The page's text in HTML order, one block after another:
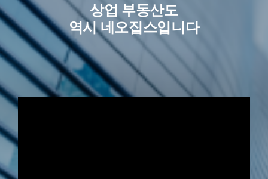
상업 부동산도
역시 네오집스입니다